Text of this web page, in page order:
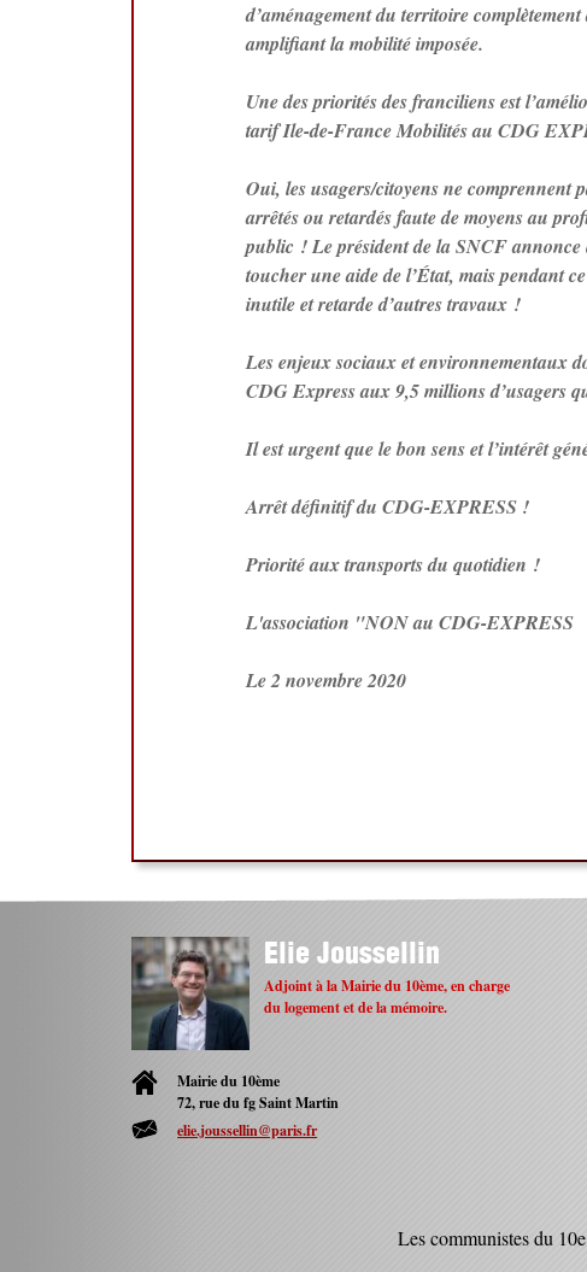
d’aménagement du territoire
amplifiant la mobilité imposée.
Une des priorités des franciliens est
tarif Ile-de-France Mobilités au CDG
Oui, les usagers/citoyens ne comprennent
arrêtés ou retardés faute de moyens au
public ! Le président de la SNCF annonce
toucher une aide de l’État, mais pendant
inutile et retarde d’autres travaux !
Les enjeux sociaux et environnementaux
CDG Express aux 9,5 millions d’usagers
Il est urgent que le bon sens et l’intérêt
Arrêt définitif du CDG-EXPRESS !
Priorité aux transports du quotidien !
L'association "NON au CDG-EXPRESS
Le 2 novembre 2020
Elie Joussellin
Adjoint à la Mairie du 10ème, en charge
du logement et de la mémoire.
Mairie du 10ème
72, rue du fg Saint Martin
elie.joussellin@paris.fr
Les communistes du